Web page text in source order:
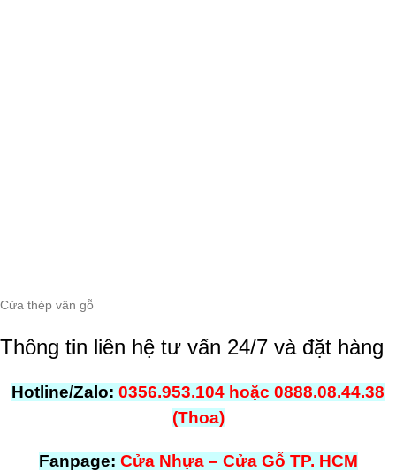
Cửa thép vân gỗ
Thông tin liên hệ tư vấn 24/7 và đặt hàng
Hotline/Zalo: 0356.953.104 hoặc 0888.08.44.38
(Thoa)
Fanpage: Cửa Nhựa – Cửa Gỗ TP. HCM